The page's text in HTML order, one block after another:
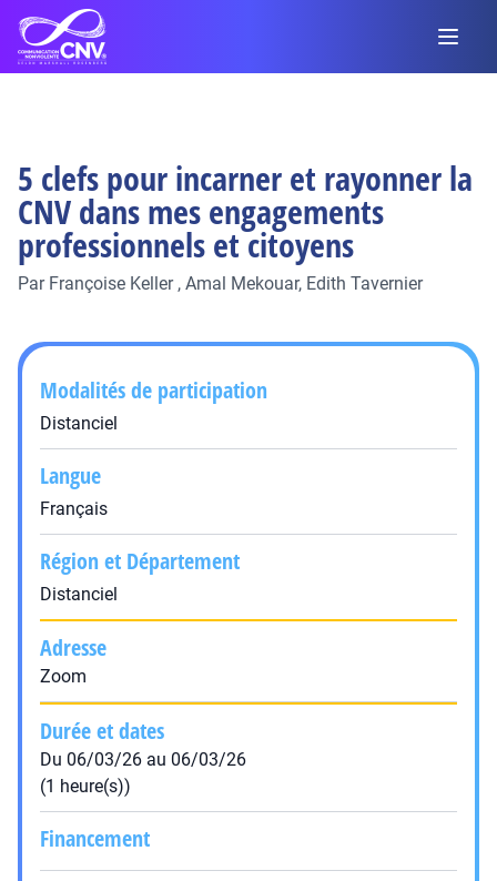
5 clefs pour incarner et rayonner la
CNV dans mes engagements
professionnels et citoyens
Par Françoise Keller, Amal Mekouar, Edith Tavernier
Modalités de participation
Distanciel
Langue
Français
Région et Département
Distanciel
Adresse
Zoom
Durée et dates
Du 06/03/26 au 06/03/26
(1 heure(s))
Financement